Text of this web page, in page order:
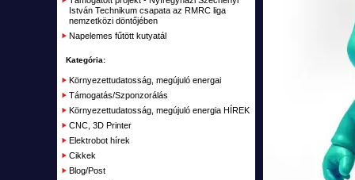
Kiegészítők, Építőanyag
Elemek, akkumulátorok
Plusz
Kifutott termékek
Garázs
István Technikum csapata az RMRC liga
nemzetközi döntőjében
Napelemes fűtött kutyatál
Kategória:
Környezettudatosság, megújuló energai
Támogatás/Szponzorálás
Környezettudatosság, megújuló energia HÍREK
CNC, 3D Printer
Elektrobot hírek
Cikkek
Blog/Post